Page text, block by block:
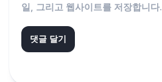
일, 그리고 웹사이트를 저장합니다.